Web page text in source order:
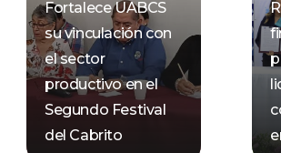
Fortalece UABCS
su vinculación con
el sector
productivo en el
Segundo Festival
del Cabrito